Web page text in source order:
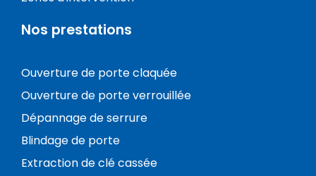
Nos prestations
Ouverture de porte claquée
Ouverture de porte verrouillée
Dépannage de serrure
Blindage de porte
Extraction de clé cassée